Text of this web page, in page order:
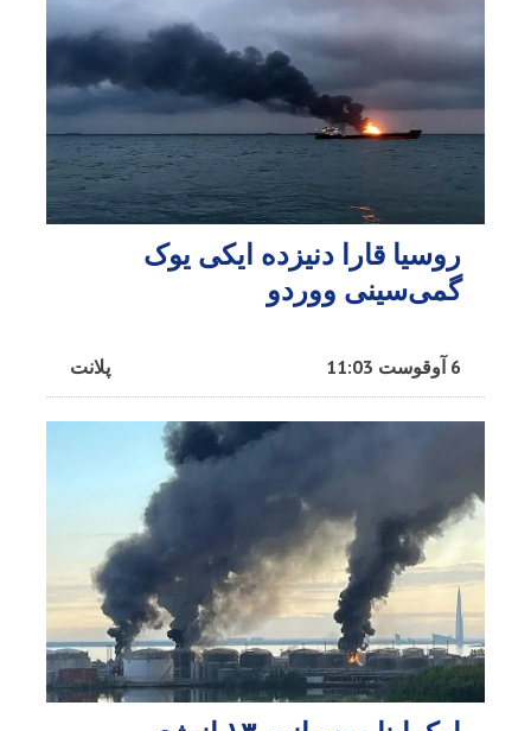
روسیا قارا دنیزده ایکی یوک
گمی‌سینی ووردو
پلانت 6 آوقوست 11:03